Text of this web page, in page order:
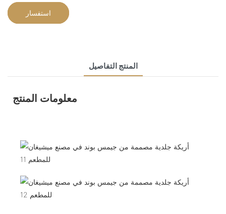
استفسار
المنتج التفاصيل
معلومات المنتج